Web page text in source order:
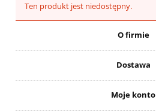
Ten produkt jest niedostępny.
O firmie
Dostawa
Moje konto